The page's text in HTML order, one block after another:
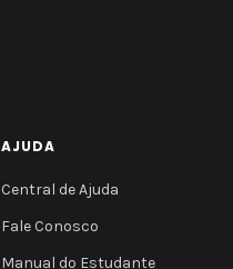
AJUDA
Central de Ajuda
Fale Conosco
Manual do Estudante